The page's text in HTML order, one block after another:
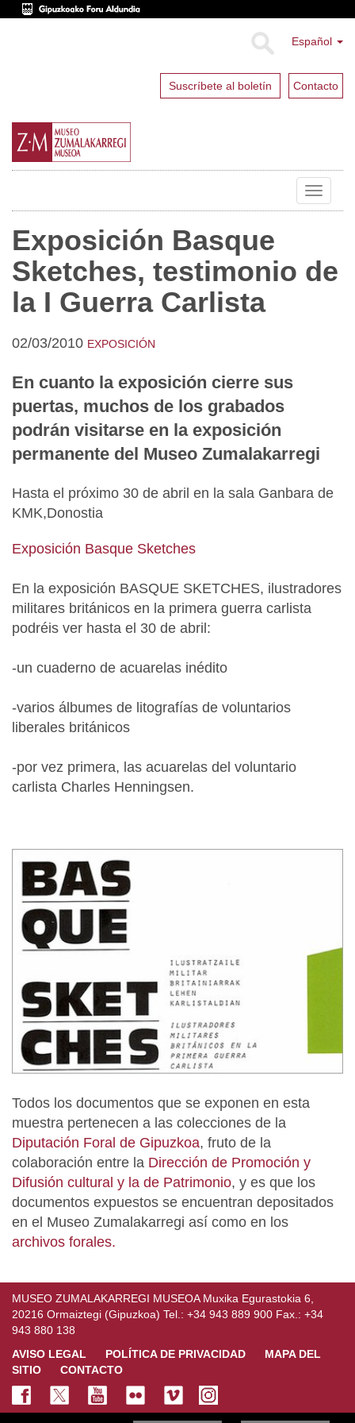
Español
Suscríbete al boletín Contacto
Toggle
Exposición Basque
Sketches, testimonio de
la I Guerra Carlista
02/03/2010 EXPOSICIÓN
En cuanto la exposición cierre sus
puertas, muchos de los grabados
podrán visitarse en la exposición
permanente del Museo Zumalakarregi
Hasta el próximo 30 de abril en la sala Ganbara de
KMK,Donostia
Exposición Basque Sketches
En la exposición BASQUE SKETCHES, ilustradores
militares británicos en la primera guerra carlista
podréis ver hasta el 30 de abril:
-un cuaderno de acuarelas inédito
-varios álbumes de litografías de voluntarios
liberales británicos
-por vez primera, las acuarelas del voluntario
carlista Charles Henningsen.
Todos los documentos que se exponen en esta
muestra pertenecen a las colecciones de la
Diputación Foral de Gipuzkoa, fruto de la
colaboración entre la Dirección de Promoción y
Difusión cultural y la de Patrimonio, y es que los
documentos expuestos se encuentran depositados
en el Museo Zumalakarregi así como en los
archivos forales.
MUSEO ZUMALAKARREGI MUSEOA Muxika Egurastokia 6,
20216 Ormaiztegi (Gipuzkoa) Tel.: +34 943 889 900 Fax.: +34
943 880 138
AVISO LEGAL
POLÍTICA DE PRIVACIDAD
MAPA DEL
SITIO
CONTACTO